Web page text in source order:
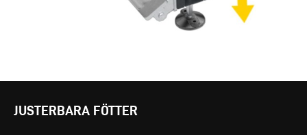
JUSTERBARA FÖTTER